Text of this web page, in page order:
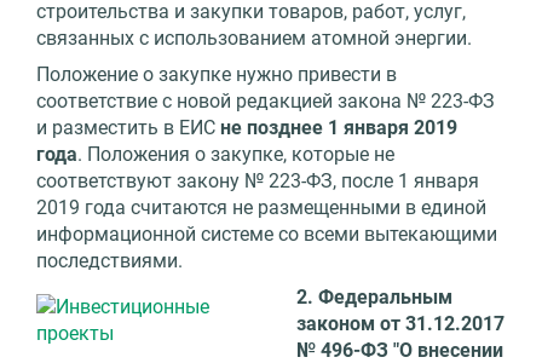
строительства и закупки товаров, работ, услуг,
связанных с использованием атомной энергии.
Положение о закупке нужно привести в
соответствие с новой редакцией закона № 223-ФЗ
и разместить в ЕИС не позднее 1 января 2019
года. Положения о закупке, которые не
соответствуют закону № 223-ФЗ, после 1 января
2019 года считаются не размещенными в единой
информационной системе со всеми вытекающими
последствиями.
2. Федеральным
законом от 31.12.2017
№ 496-ФЗ "О внесении